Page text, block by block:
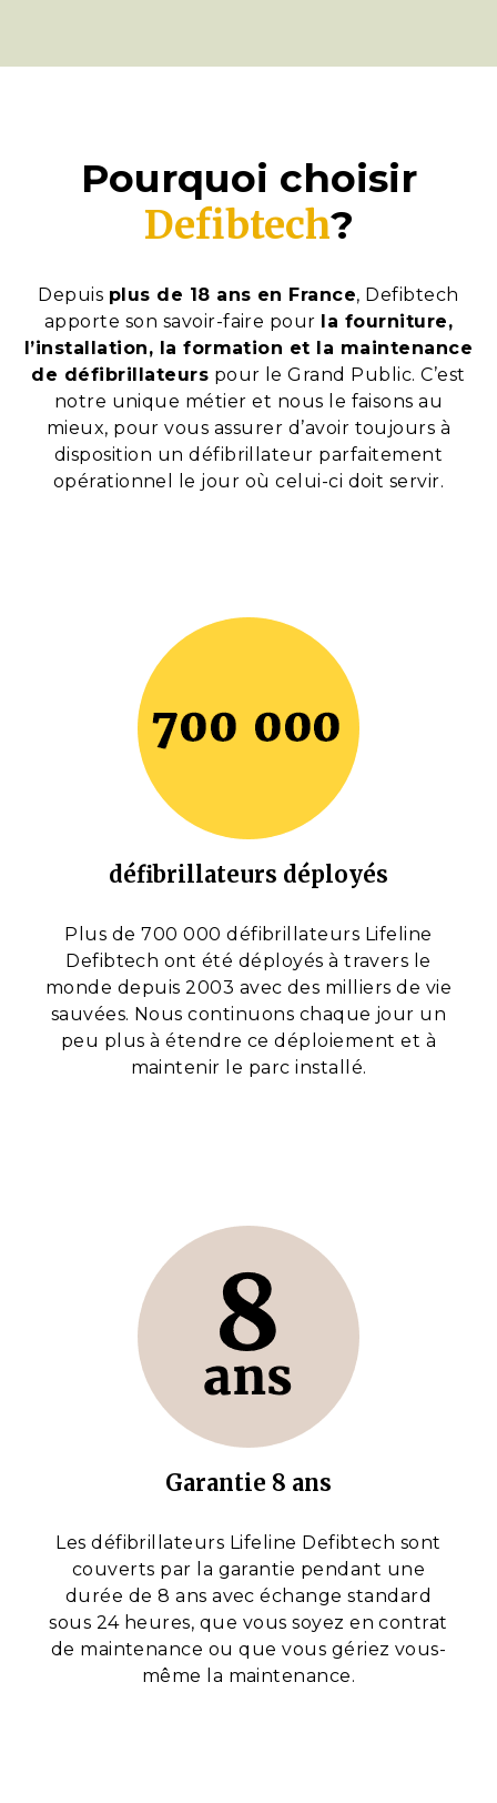
Pourquoi choisir
Defibtech?
Depuis plus de 18 ans en France, Defibtech
apporte son savoir-faire pour la fourniture,
l’installation, la formation et la maintenance
de défibrillateurs pour le Grand Public. C’est
notre unique métier et nous le faisons au
mieux, pour vous assurer d’avoir toujours à
disposition un défibrillateur parfaitement
opérationnel le jour où celui-ci doit servir.
défibrillateurs déployés
Plus de 700 000 défibrillateurs Lifeline
Defibtech ont été déployés à travers le
monde depuis 2003 avec des milliers de vie
sauvées. Nous continuons chaque jour un
peu plus à étendre ce déploiement et à
maintenir le parc installé.
Garantie 8 ans
Les défibrillateurs Lifeline Defibtech sont
couverts par la garantie pendant une
durée de 8 ans avec échange standard
sous 24 heures, que vous soyez en contrat
de maintenance ou que vous gériez vous-
même la maintenance.